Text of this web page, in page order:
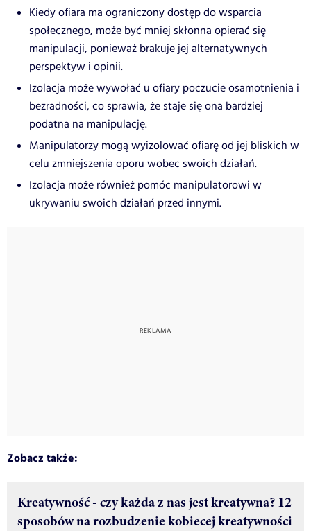
Kiedy ofiara ma ograniczony dostęp do wsparcia
społecznego, może być mniej skłonna opierać się
manipulacji, ponieważ brakuje jej alternatywnych
perspektyw i opinii.
Izolacja może wywołać u ofiary poczucie osamotnienia i
bezradności, co sprawia, że staje się ona bardziej
podatna na manipulację.
Manipulatorzy mogą wyizolować ofiarę od jej bliskich w
celu zmniejszenia oporu wobec swoich działań.
Izolacja może również pomóc manipulatorowi w
ukrywaniu swoich działań przed innymi.
Zobacz także:
Kreatywność - czy każda z nas jest kreatywna? 12
sposobów na rozbudzenie kobiecej kreatywności